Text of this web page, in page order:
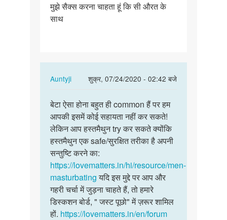
मुझे
सैक्स
मुझे सैक्स करना चाहता हूं कि सी औरत के
साथ
Auntyji
शुक्र, 07/24/2020 - 02:42 बजे
In
to
मुझे
सैक्स
करना
चाहता
हूं
कि…
by
शैलेन्द्र
कुमार
बेटा
ऐसा
होना
बहुत
ही
common…
बेटा ऐसा होना बहुत ही common हैं पर हम
आपकी इसमें कोई सहायता नहीं कर सकते!
लेकिन आप हस्तमैथुन try कर सकते क्योंकि
हस्तमैथुन एक safe/सुरक्षित तरीका है अपनी
सन्तुष्टि करने का:
https://lovematters.in/hi/resource/men-
masturbatingयदि इस मुद्दे पर आप और
गहरी चर्चा में जुड़ना चाहते हैं, तो हमारे
डिस्कशन बोर्ड, " जस्ट पूछो" में ज़रूर शामिल
हों. https://lovematters.in/en/forum